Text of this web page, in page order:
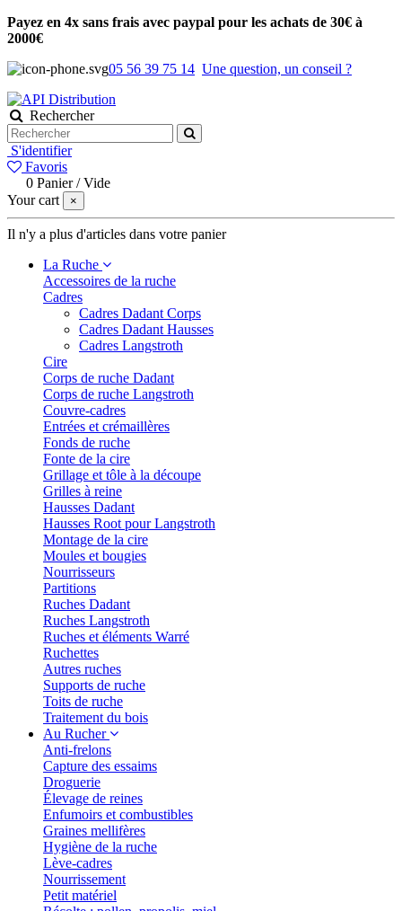
Payez en 4x sans frais avec paypal pour les achats de 30€ à
2000€
05 56 39 75 14 Une question, un conseil ?
Rechercher
S'identifier
Favoris
0 Panier /Vide
Your cart
×
Il n'y a plus d'articles dans votre panier
La Ruche
Accessoires de la ruche
Cadres
Cadres Dadant Corps
Cadres Dadant Hausses
Cadres Langstroth
Cire
Corps de ruche Dadant
Corps de ruche Langstroth
Couvre-cadres
Entrées et crémaillères
Fonds de ruche
Fonte de la cire
Grillage et tôle à la découpe
Grilles à reine
Hausses Dadant
Hausses Root pour Langstroth
Montage de la cire
Moules et bougies
Nourrisseurs
Partitions
Ruches Dadant
Ruches Langstroth
Ruches et éléments Warré
Ruchettes
Autres ruches
Supports de ruche
Toits de ruche
Traitement du bois
Au Rucher
Anti-frelons
Capture des essaims
Droguerie
Élevage de reines
Enfumoirs et combustibles
Graines mellifères
Hygiène de la ruche
Lève-cadres
Nourrissement
Petit matériel